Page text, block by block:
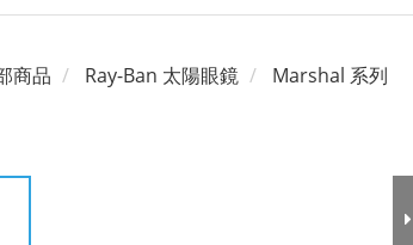
商品 Ray-Ban 太陽眼鏡 Marshal 系列